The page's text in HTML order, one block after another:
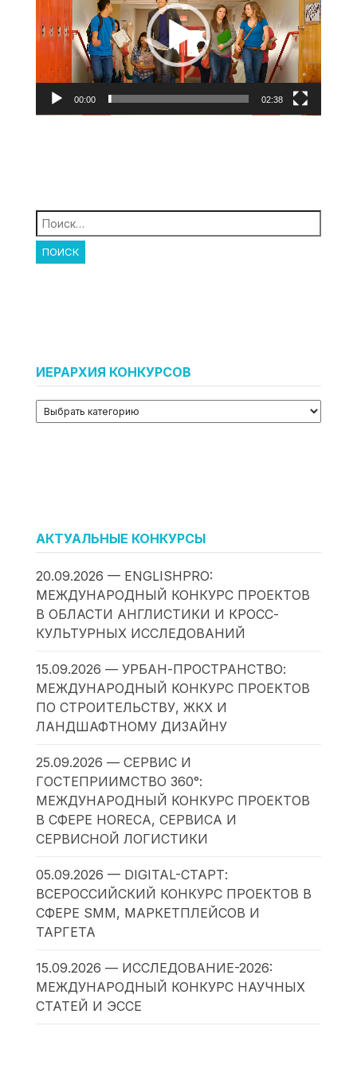
00:00 02:38
Найти:
ИЕРАРХИЯ КОНКУРСОВ
АКТУАЛЬНЫЕ КОНКУРСЫ
20.09.2026 — ENGLISHPRO:
МЕЖДУНАРОДНЫЙ КОНКУРС ПРОЕКТОВ
В ОБЛАСТИ АНГЛИСТИКИ И КРОСС-
КУЛЬТУРНЫХ ИССЛЕДОВАНИЙ
15.09.2026 — УРБАН-ПРОСТРАНСТВО:
МЕЖДУНАРОДНЫЙ КОНКУРС ПРОЕКТОВ
ПО СТРОИТЕЛЬСТВУ, ЖКХ И
ЛАНДШАФТНОМУ ДИЗАЙНУ
25.09.2026 — СЕРВИС И
ГОСТЕПРИИМСТВО 360°:
МЕЖДУНАРОДНЫЙ КОНКУРС ПРОЕКТОВ
В СФЕРЕ HORECA, СЕРВИСА И
СЕРВИСНОЙ ЛОГИСТИКИ
05.09.2026 — DIGITAL-СТАРТ:
ВСЕРОССИЙСКИЙ КОНКУРС ПРОЕКТОВ В
СФЕРЕ SMM, МАРКЕТПЛЕЙСОВ И
ТАРГЕТА
15.09.2026 — ИССЛЕДОВАНИЕ-2026:
МЕЖДУНАРОДНЫЙ КОНКУРС НАУЧНЫХ
СТАТЕЙ И ЭССЕ